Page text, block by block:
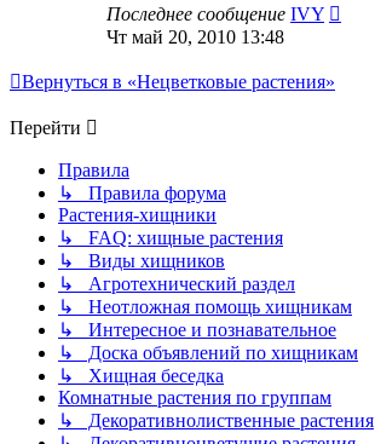
Последнее сообщение IVY
Чт май 20, 2010 13:48
Вернуться в «Нецветковые растения»
Перейти
Правила
↳ Правила форума
Растения-хищники
↳ FAQ: хищные растения
↳ Виды хищников
↳ Агротехнический раздел
↳ Неотложная помощь хищникам
↳ Интересное и познавательное
↳ Доска объявлений по хищникам
↳ Хищная беседка
Комнатные растения по группам
↳ Декоративнолиственные растения